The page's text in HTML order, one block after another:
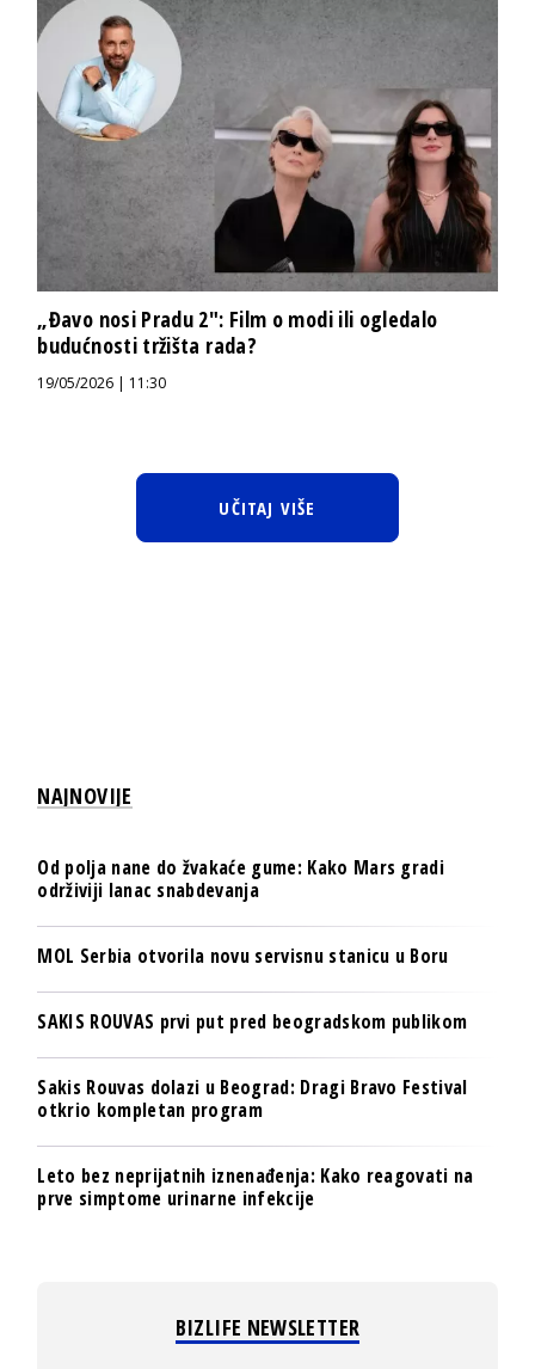
„Đavo nosi Pradu 2″: Film o modi ili ogledalo
budućnosti tržišta rada?
19/05/2026 | 11:30
UČITAJ VIŠE
NAJNOVIJE
Od polja nane do žvakaće gume: Kako Mars gradi
održiviji lanac snabdevanja
MOL Serbia otvorila novu servisnu stanicu u Boru
SAKIS ROUVAS prvi put pred beogradskom publikom
Sakis Rouvas dolazi u Beograd: Dragi Bravo Festival
otkrio kompletan program
Leto bez neprijatnih iznenađenja: Kako reagovati na
prve simptome urinarne infekcije
BIZLIFE NEWSLETTER